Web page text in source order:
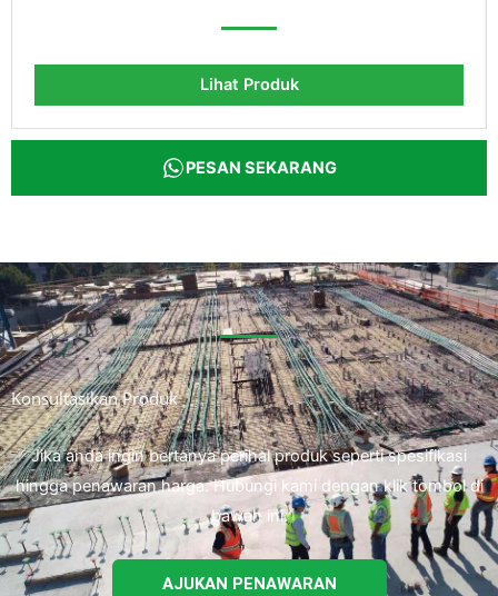
Lihat Produk
PESAN SEKARANG
Konsultasikan Produk
Jika anda ingin bertanya perihal produk seperti spesifikasi
hingga penawaran harga. Hubungi kami dengan klik tombol di
bawah ini.
AJUKAN PENAWARAN